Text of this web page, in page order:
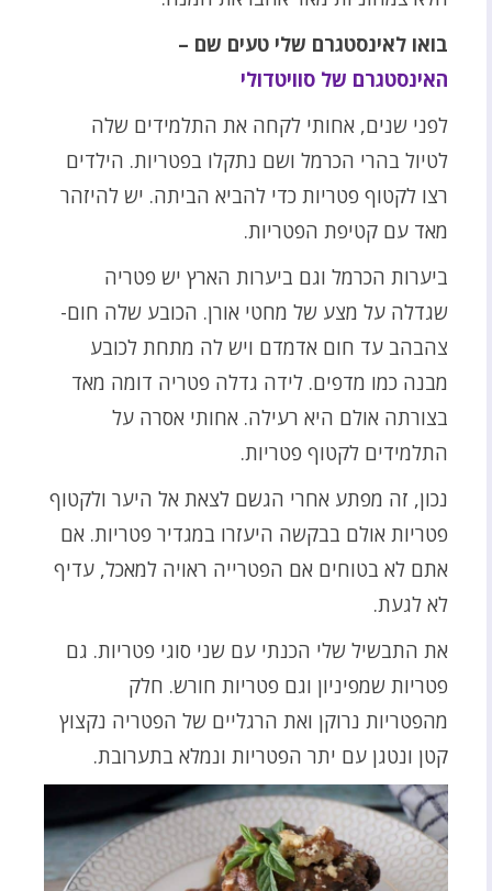
בואו לאינסטגרם שלי טעים שם –
האינסטגרם של סוויטדולי
לפני שנים, אחותי לקחה את התלמידים שלה
לטיול בהרי הכרמל ושם נתקלו בפטריות. הילדים
רצו לקטוף פטריות כדי להביא הביתה. יש להיזהר
מאד עם קטיפת הפטריות.
ביערות הכרמל וגם ביערות הארץ יש פטריה
שגדלה על מצע של מחטי אורן. הכובע שלה חום-
צהבהב עד חום אדמדם ויש לה מתחת לכובע
מבנה כמו מדפים. לידה גדלה פטריה דומה מאד
בצורתה אולם היא רעילה. אחותי אסרה על
התלמידים לקטוף פטריות.
נכון, זה מפתע אחרי הגשם לצאת אל היער ולקטוף
פטריות אולם בבקשה היעזרו במגדיר פטריות. אם
אתם לא בטוחים אם הפטרייה ראויה למאכל, עדיף
לא לגעת.
את התבשיל שלי הכנתי עם שני סוגי פטריות. גם
פטריות שמפיניון וגם פטריות חורש. חלק
מהפטריות נרוקן ואת הרגליים של הפטריה נקצוץ
קטן ונטגן עם יתר הפטריות ונמלא בתערובת.